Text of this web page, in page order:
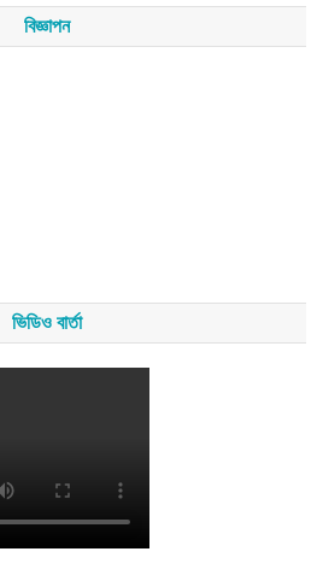
বিজ্ঞাপন
ভিডিও বার্তা